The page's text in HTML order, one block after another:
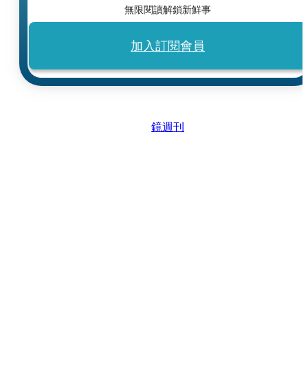
無限閱讀解鎖新鮮事
加入訂閱會員
鏡週刊